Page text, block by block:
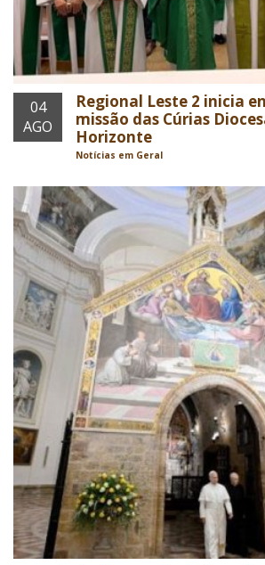
04
AGO
Regional Leste 2 inicia
missão das Cúrias
Horizonte
Notícias em Geral